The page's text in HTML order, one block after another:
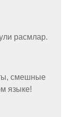
расмлар.
смешные
языке!